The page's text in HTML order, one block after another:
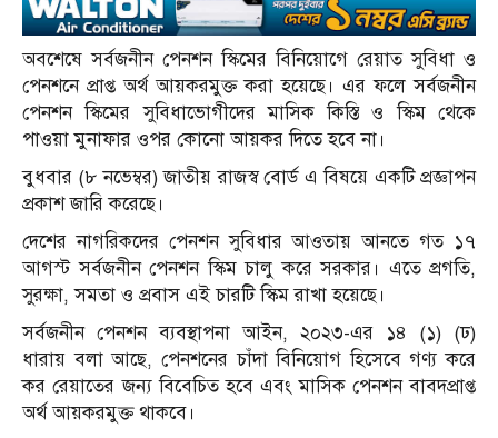
অবশেষে সর্বজনীন পেনশন স্কিমের বিনিয়োগে রেয়াত সুবিধা ও
পেনশনে প্রাপ্ত অর্থ আয়করমুক্ত করা হয়েছে। এর ফলে সর্বজনীন
পেনশন স্কিমের সুবিধাভোগীদের মাসিক কিস্তি ও স্কিম থেকে
পাওয়া মুনাফার ওপর কোনো আয়কর দিতে হবে না।
বুধবার (৮ নভেম্বর) জাতীয় রাজস্ব বোর্ড এ বিষয়ে একটি প্রজ্ঞাপন
প্রকাশ জারি করেছে।
দেশের নাগরিকদের পেনশন সুবিধার আওতায় আনতে গত ১৭
আগস্ট সর্বজনীন পেনশন স্কিম চালু করে সরকার। এতে প্রগতি,
সুরক্ষা, সমতা ও প্রবাস এই চারটি স্কিম রাখা হয়েছে।
সর্বজনীন পেনশন ব্যবস্থাপনা আইন, ২০২৩-এর ১৪ (১) (ঢ)
ধারায় বলা আছে, পেনশনের চাঁদা বিনিয়োগ হিসেবে গণ্য করে
কর রেয়াতের জন্য বিবেচিত হবে এবং মাসিক পেনশন বাবদপ্রাপ্ত
অর্থ আয়করমুক্ত থাকবে।